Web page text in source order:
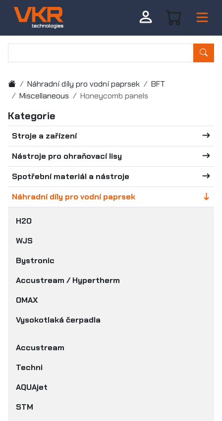
Náhradní díly pro vodní paprsek
BFT
Miscellaneous
Honeycomb panels
Kategorie
Stroje a zařízení
Nástroje pro ohraňovací lisy
Spotřební materiál a nástroje
Náhradní díly pro vodní paprsek
H2O
WJS
Bystronic
Accustream / Hypertherm
OMAX
Vysokotlaká čerpadla
Accustream
Techni
AQUAjet
STM